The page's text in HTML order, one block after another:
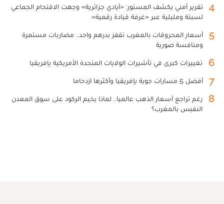
4
تقرير أمني يكشف المستور: «أيادي جزائرية» وجهت الاقتحام الجماعي
لسبتة ومليلية عبر «غرفة قيادة رقمية»
5
أسعار المحروقات بالمغرب تقفز بدرهم واحد.. مضاربات مستمرة
ومنافسة صورية
6 تغييرات كبرى في تأشيرات الولايات المتحدة الأمريكية بإفريقيا
7 أفضل 5 مسارات جوية بإفريقيا وأكثرها ازدحاما
8
رغم تراجع أسعار الذهب عالميا.. لماذا يخيم الركود على سوق المعدن
النفيس بالمغرب؟